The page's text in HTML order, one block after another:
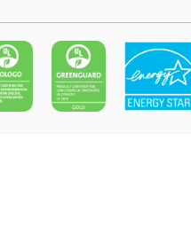
AKWARELA